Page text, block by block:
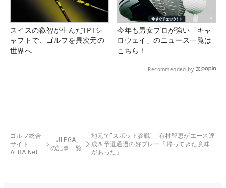
スイスの叡智が生んだTPTシ
ャフトで、ゴルフを異次元の
世界へ
今年も男女プロが強い「キャ
ロウェイ」のニュース一覧は
こちら！
Recommended by
ゴルフ総合
サイト
ALBA Net
「JLPGA」
の記事一覧
地元で“スポット参戦” 有村智恵がエース達
成＆予選通過の好プレー「帰ってきた意味
があった」